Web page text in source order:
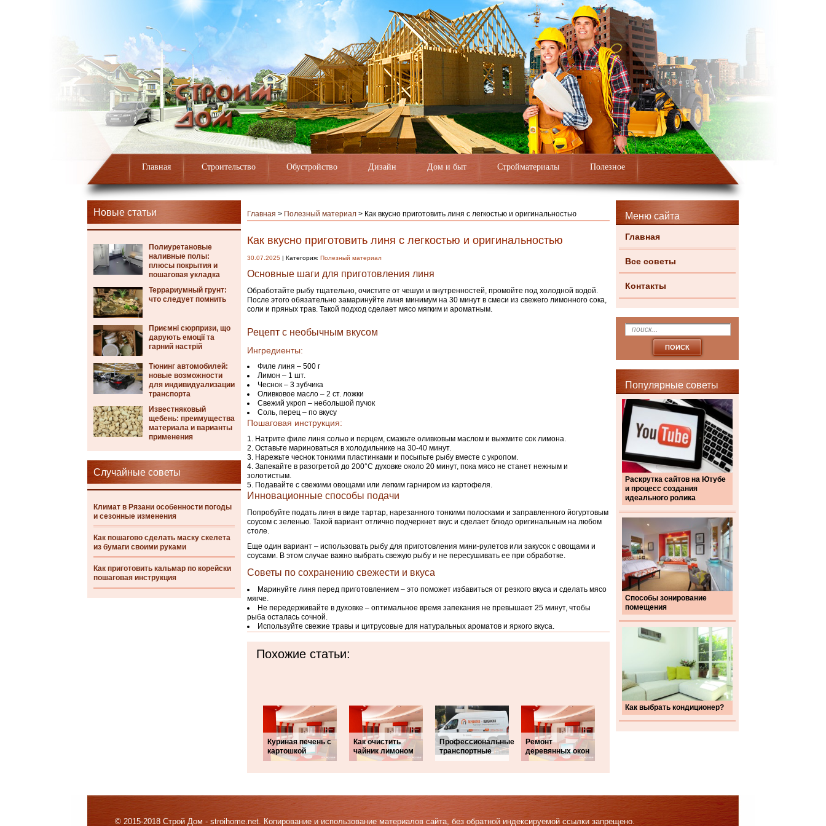
Главная Строительство Обустройство Дизайн Дом и быт Стройматериалы Полезное
Новые статьи
Полиуретановые
наливные полы:
плюсы покрытия и
пошаговая укладка
Террариумный грунт:
что следует помнить
Приємні сюрпризи, що
дарують емоції та
гарний настрій
Тюнинг автомобилей:
новые возможности
для индивидуализации
транспорта
Известняковый
щебень: преимущества
материала и варианты
применения
Случайные советы
Климат в Рязани особенности погоды
и сезонные изменения
Как пошагово сделать маску скелета
из бумаги своими руками
Как приготовить кальмар по корейски
пошаговая инструкция
Меню сайта
Главная
Все советы
Контакты
Популярные советы
Раскрутка сайтов на Ютубе
и процесс создания
идеального ролика
Способы зонирование
помещения
Как выбрать кондиционер?
Главная > Полезный материал > Как вкусно приготовить линя с легкостью и оригинальностью
Как вкусно приготовить линя с легкостью и оригинальностью
30.07.2025 | Категория: Полезный материал
Основные шаги для приготовления линя
Обработайте рыбу тщательно, очистите от чешуи и внутренностей, промойте под холодной водой.
После этого обязательно замаринуйте линя минимум на 30 минут в смеси из свежего лимонного сока,
соли и пряных трав. Такой подход сделает мясо мягким и ароматным.
Рецепт с необычным вкусом
Ингредиенты:
Филе линя – 500 г
Лимон – 1 шт.
Чеснок – 3 зубчика
Оливковое масло – 2 ст. ложки
Свежий укроп – небольшой пучок
Соль, перец – по вкусу
Пошаговая инструкция:
Натрите филе линя солью и перцем, смажьте оливковым маслом и выжмите сок лимона.
Оставьте мариноваться в холодильнике на 30-40 минут.
Нарежьте чеснок тонкими пластинками и посыпьте рыбу вместе с укропом.
Запекайте в разогретой до 200°С духовке около 20 минут, пока мясо не станет нежным и
золотистым.
Подавайте с свежими овощами или легким гарниром из картофеля.
Инновационные способы подачи
Попробуйте подать линя в виде тартар, нарезанного тонкими полосками и заправленного йогуртовым
соусом с зеленью. Такой вариант отлично подчеркнет вкус и сделает блюдо оригинальным на любом
столе.
Еще один вариант – использовать рыбу для приготовления мини-рулетов или закусок с овощами и
соусами. В этом случае важно выбрать свежую рыбу и не пересушивать ее при обработке.
Советы по сохранению свежести и вкуса
Маринуйте линя перед приготовлением – это поможет избавиться от резкого вкуса и сделать мясо
мягче.
Не передерживайте в духовке – оптимальное время запекания не превышает 25 минут, чтобы
рыба осталась сочной.
Используйте свежие травы и цитрусовые для натуральных ароматов и яркого вкуса.
Похожие статьи:
Куриная печень с
картошкой
Как очистить
чайник лимоном
Профессиональные
транспортные
Ремонт
деревянных окон
© 2015-2018 Строй Дом - stroihome.net. Копирование и использование материалов сайта, без обратной индексируемой ссылки запрещено.